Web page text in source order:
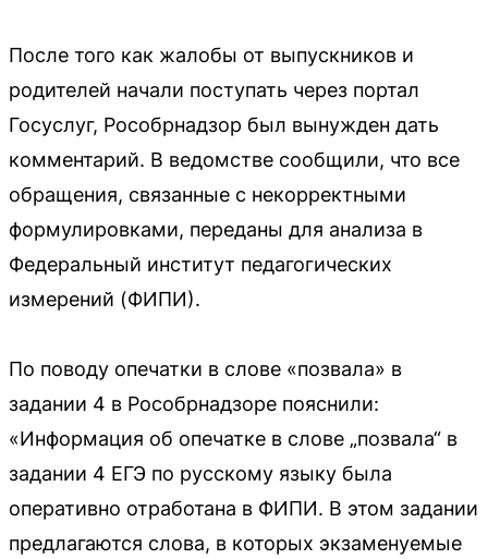
После того как жалобы от выпускников и
родителей начали поступать через портал
Госуслуг, Рособрнадзор был вынужден дать
комментарий. В ведомстве сообщили, что все
обращения, связанные с некорректными
формулировками, переданы для анализа в
Федеральный институт педагогических
измерений (ФИПИ).
По поводу опечатки в слове «позвала» в
задании 4 в Рособрнадзоре пояснили:
«Информация об опечатке в слове „позвала“ в
задании 4 ЕГЭ по русскому языку была
оперативно отработана в ФИПИ. В этом задании
предлагаются слова, в которых экзаменуемые